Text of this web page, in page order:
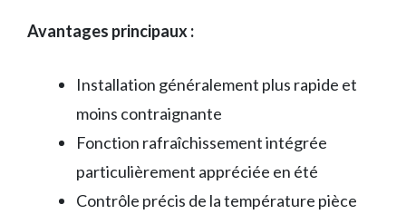
Avantages principaux :
Installation généralement plus rapide et
moins contraignante
Fonction rafraîchissement intégrée
particulièrement appréciée en été
Contrôle précis de la température pièce